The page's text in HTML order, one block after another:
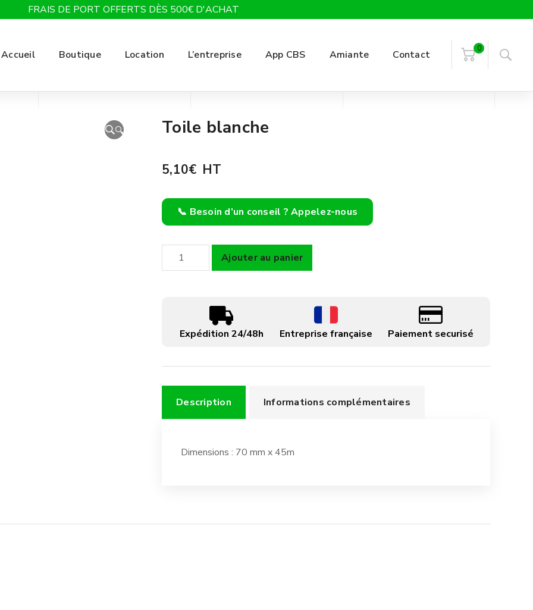
FRAIS DE PORT OFFERTS DÈS 500€ D'ACHAT
Accueil Boutique Location L’entreprise App CBS Amiante Contact 0
🔍 Toile blanche
5,10€ HT
📞 Besoin d’un conseil ? Appelez-nous
quantité
de
Ajouter au panier
Expédition 24/48h Entreprise française Paiement securisé
Description Informations complémentaires
Dimensions : 70 mm x 45m